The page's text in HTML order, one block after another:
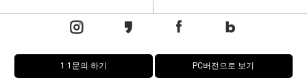
1:1문의 하기 PC버전으로 보기